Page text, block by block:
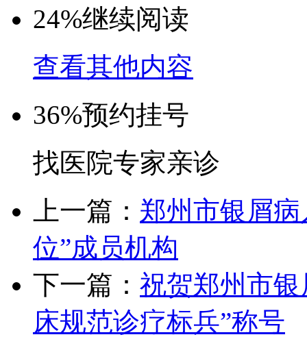
24%继续阅读
查看其他内容
36%预约挂号
找医院专家亲诊
上一篇： 郑州市银屑
位”成员机构
下一篇： 祝贺郑州市
床规范诊疗标兵”称号